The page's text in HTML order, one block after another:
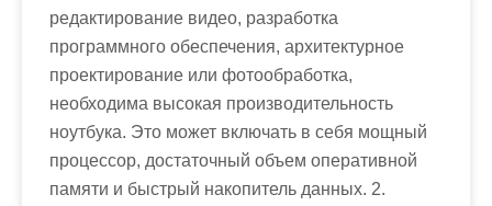
редактирование видео, разработка
программного обеспечения, архитектурное
проектирование или фотообработка,
необходима высокая производительность
ноутбука. Это может включать в себя мощный
процессор, достаточный объем оперативной
памяти и быстрый накопитель данных. 2.